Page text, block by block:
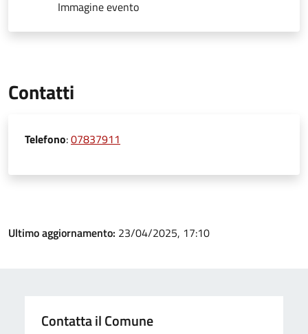
Immagine evento
Contatti
Telefono:07837911
Ultimo aggiornamento: 23/04/2025, 17:10
Contatta il Comune